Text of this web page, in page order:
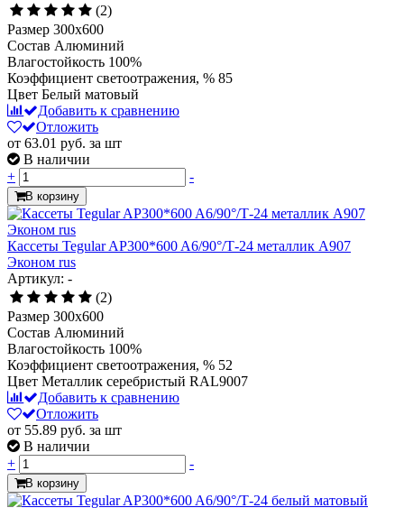
(2)
Размер 300x600
Состав Алюминий
Влагостойкость 100%
Коэффициент светоотражения, % 85
Цвет Белый матовый
Добавить к сравнению
Отложить
от 63.01 руб. за шт
В наличии
+
-
В корзину
Кассеты Tegular AP300*600 A6/90°/Т-24 металлик А907
Эконом rus
Артикул: -
(2)
Размер 300x600
Состав Алюминий
Влагостойкость 100%
Коэффициент светоотражения, % 52
Цвет Металлик серебристый RAL9007
Добавить к сравнению
Отложить
от 55.89 руб. за шт
В наличии
+
-
В корзину